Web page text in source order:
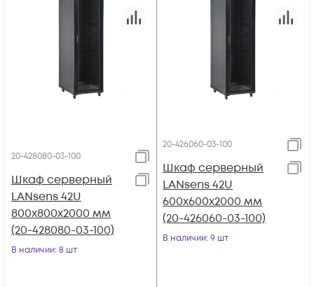
20-428080-03-100
Шкаф серверный
LANsens 42U
800x800x2000 мм
(20-428080-03-100)
В наличии: 8 шт
20-426060-03-100
Шкаф серверный
LANsens 42U
600x600x2000 мм
(20-426060-03-100)
В наличии: 9 шт